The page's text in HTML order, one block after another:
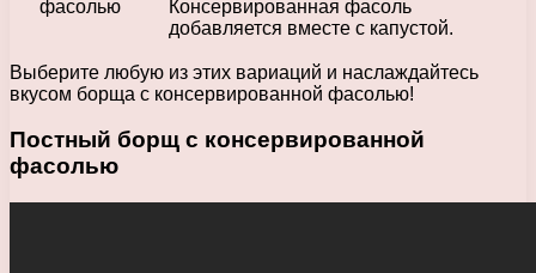
фасолью
Консервированная фасоль
добавляется вместе с капустой.
Выберите любую из этих вариаций и наслаждайтесь
вкусом борща с консервированной фасолью!
Постный борщ с консервированной
фасолью